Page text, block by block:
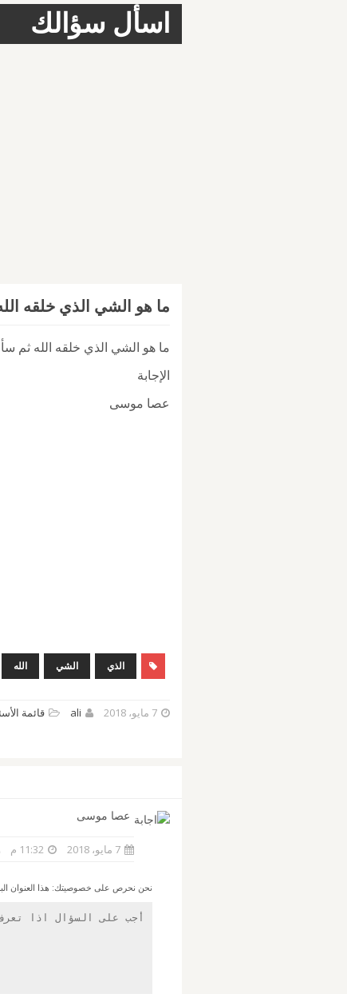
اسأل سؤالك
ما هو الشي الذي خلقه
ما هو الشي الذي خلقه الله ثم
الإجابة
عصا موسى
الذي الشي الله
7 مايو، 2018 ali قائمة
عصا موسى
7 مايو، 2018 11:32 م
نحن نحرص على خصوصيتك: هذا العنوان